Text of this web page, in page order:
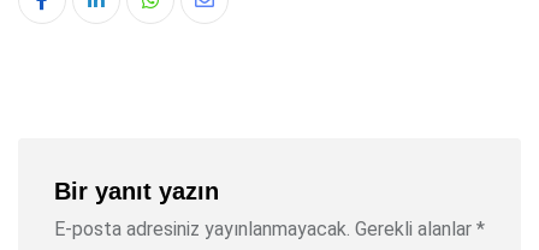
Whatsapp
Share
Bir yanıt yazın
E-posta adresiniz yayınlanmayacak. Gerekli alanlar *